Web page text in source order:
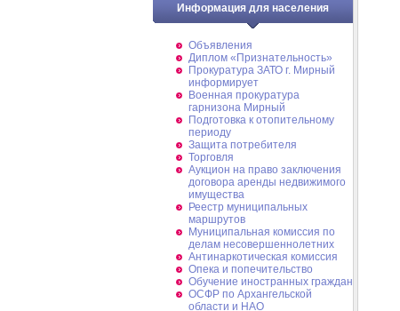
Информация для населения
Объявления
Диплом «Признательность»
Прокуратура ЗАТО г. Мирный
информирует
Военная прокуратура
гарнизона Мирный
Подготовка к отопительному
периоду
Защита потребителя
Торговля
Аукцион на право заключения
договора аренды недвижимого
имущества
Реестр муниципальных
маршрутов
Муниципальная комиссия по
делам несовершеннолетних
Антинаркотическая комиссия
Опека и попечительство
Обучение иностранных граждан
ОСФР по Архангельской
области и НАО